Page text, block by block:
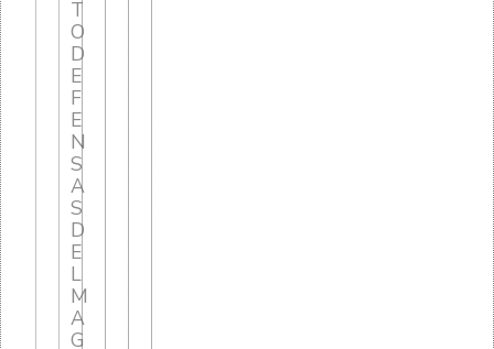
T
O
D
E
F
E
N
S
A
S
D
E
L
M
A
G